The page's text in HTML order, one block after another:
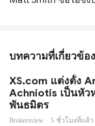
บทความที่เกี่ยวข้อง
XS.com แต่งตั้ง
Achniotis เป็นหัว
พันธมิตร
Brokersview · 5 ชั่วโมงที่แล้ว